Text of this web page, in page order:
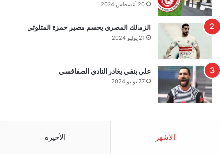
20 أغسطس 2024
الزمالك المصري يحسم مصير حمزة المثلوثي
21 يوليو 2024
علي بنقي يغادر النادي الصفاقسي
27 يونيو 2024
الأشهر الأخيرة